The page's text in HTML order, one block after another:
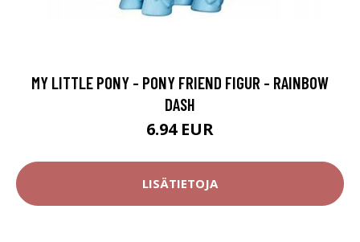
MY LITTLE PONY - PONY FRIEND FIGUR - RAINBOW
DASH
6.94 EUR
LISÄTIETOJA